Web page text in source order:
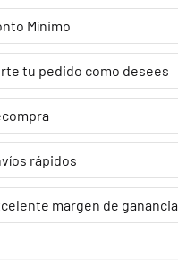
Mínimo
tu pedido como desees
rápidos
margen de ganancia